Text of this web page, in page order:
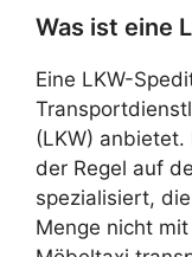
Was ist eine
Eine LKW-
(LKW)
der Regel auf
spezialisiert,
Menge nicht